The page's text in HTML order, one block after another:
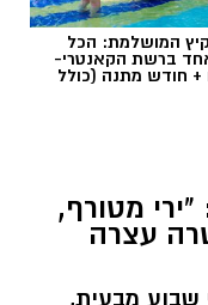
המושלמת: הכל
ברשת הקאנטרי-
+ חודש מתנה (כולל
מטורף,
עצרה
שבוע מבעית,